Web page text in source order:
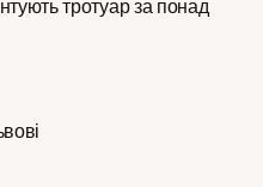
тротуар за понад